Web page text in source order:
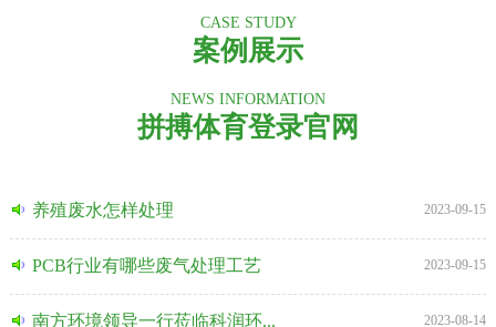
CASE STUDY
案例展示
NEWS INFORMATION
拼搏体育登录官网
养殖废水怎样处理 2023-09-15
PCB行业有哪些废气处理工艺 2023-09-15
南方环境领导一行莅临科润环... 2023-08-14